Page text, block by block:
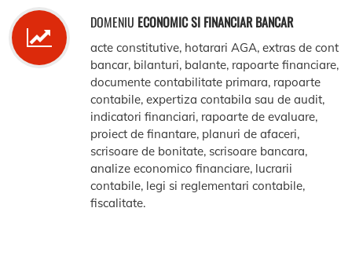
DOMENIU ECONOMIC SI FINANCIAR BANCAR
acte constitutive, hotarari AGA, extras de cont
bancar, bilanturi, balante, rapoarte financiare,
documente contabilitate primara, rapoarte
contabile, expertiza contabila sau de audit,
indicatori financiari, rapoarte de evaluare,
proiect de finantare, planuri de afaceri,
scrisoare de bonitate, scrisoare bancara,
analize economico financiare, lucrarii
contabile, legi si reglementari contabile,
fiscalitate.